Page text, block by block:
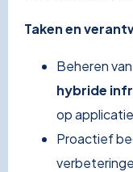
Taken en
Beheren van
hybride
op
Proactief